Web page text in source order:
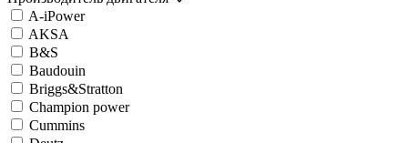
A-iPower
AKSA
B&S
Baudouin
Briggs&Stratton
Champion power
Cummins